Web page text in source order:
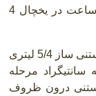
سریعاً در حمام آب و یخ خنک و به مدت 54 ساعت در یخچال 4
بعد از مرحله رسیدن، مخلوط در یک دستگاه بستنی ساز 5/4 لیتری
و سپس در فریزر 48 -درجه سانتیگراد مرحله
بستنی درون ظروف